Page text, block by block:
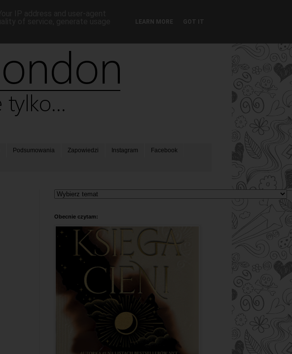
Podsumowania Zapowiedzi Instagram Facebook
Obecnie czytam:
LEARN MORE GOT IT